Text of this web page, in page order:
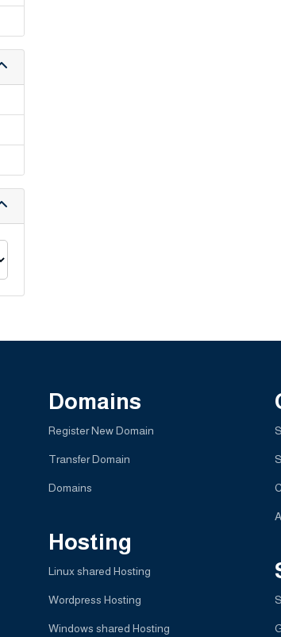
Domains
Register New Domain
Transfer Domain
Domains
Hosting
Linux shared Hosting
Wordpress Hosting
Windows shared Hosting